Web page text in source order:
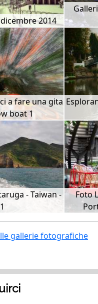
2014
a fare una gita
boat 1
- Taiwan -
1
Foto
gallerie fotografiche